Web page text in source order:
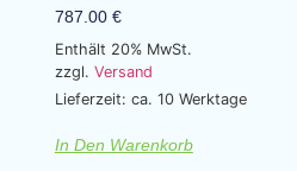
787.00 €
Enthält 20% MwSt.
zzgl. Versand
Lieferzeit: ca. 10 Werktage
In Den Warenkorb